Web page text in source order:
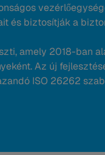
és biztosítják a
amely 2018-ban
Az új
ISO 26262